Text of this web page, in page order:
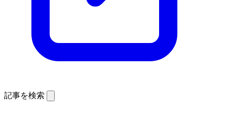
記事を検索